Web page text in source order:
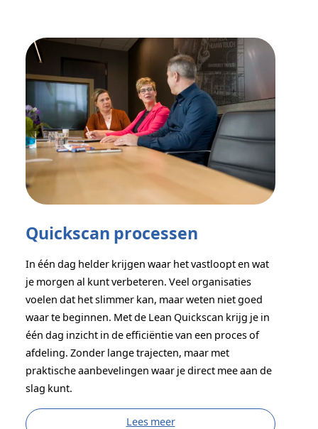
Quickscan processen
In één dag helder krijgen waar het vastloopt en wat
je morgen al kunt verbeteren. Veel organisaties
voelen dat het slimmer kan, maar weten niet goed
waar te beginnen. Met de Lean Quickscan krijg je in
één dag inzicht in de efficiëntie van een proces of
afdeling. Zonder lange trajecten, maar met
praktische aanbevelingen waar je direct mee aan de
slag kunt.
Lees meer